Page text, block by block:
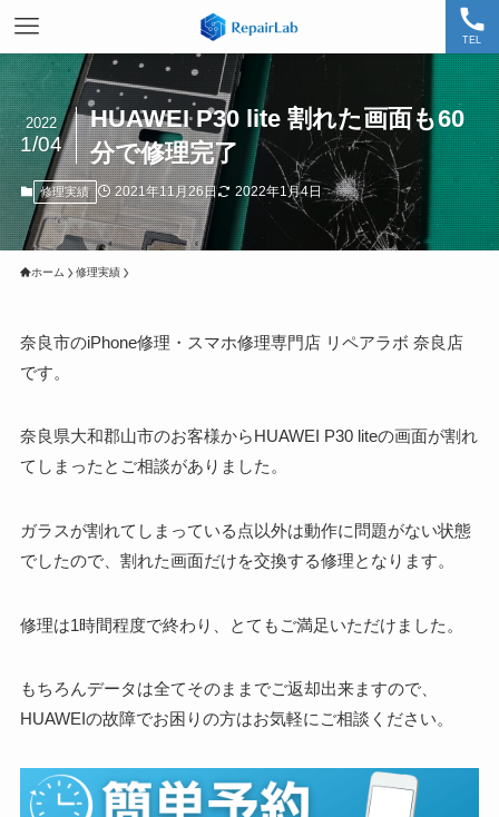
TEL
HUAWEI P30 lite 割れた画面も60
分で修理完了
2022
1/04
修理実績 2021年11月26日 2022年1月4日
ホーム 修理実績
奈良市のiPhone修理・スマホ修理専門店 リペアラボ 奈良店
です。
奈良県大和郡山市のお客様からHUAWEI P30 liteの画面が割れ
てしまったとご相談がありました。
ガラスが割れてしまっている点以外は動作に問題がない状態
でしたので、割れた画面だけを交換する修理となります。
修理は1時間程度で終わり、とてもご満足いただけました。
もちろんデータは全てそのままでご返却出来ますので、
HUAWEIの故障でお困りの方はお気軽にご相談ください。